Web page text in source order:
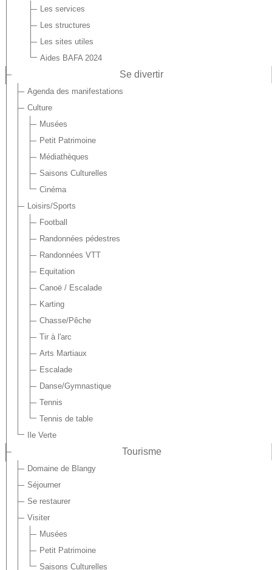
Les services
Les structures
Les sites utiles
Aides BAFA 2024
Se divertir
Agenda des manifestations
Culture
Musées
Petit Patrimoine
Médiathèques
Saisons Culturelles
Cinéma
Loisirs/Sports
Football
Randonnées pédestres
Randonnées VTT
Equitation
Canoë / Escalade
Karting
Chasse/Pêche
Tir à l'arc
Arts Martiaux
Escalade
Danse/Gymnastique
Tennis
Tennis de table
Ile Verte
Tourisme
Domaine de Blangy
Séjourner
Se restaurer
Visiter
Musées
Petit Patrimoine
Saisons Culturelles